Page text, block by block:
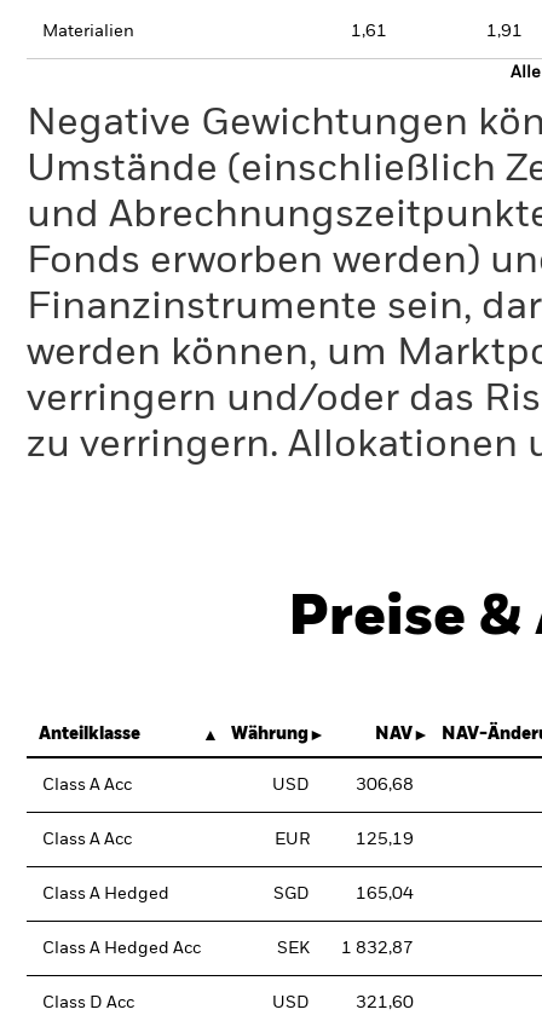
Materialien 1,61 1,91
Negative Gewichtungen
Umstände (einschließlich
und
Fonds erworben werden)
Finanzinstrumente sein,
werden können, um
verringern und/oder das
zu verringern. Allokationen
Preise
Anteilklasse Währung NAV NAV-
Class A Acc USD 306,68
Class A Acc EUR 125,19
Class A Hedged SGD 165,04
Class A Hedged Acc SEK 1 832,87
Class D Acc USD 321,60